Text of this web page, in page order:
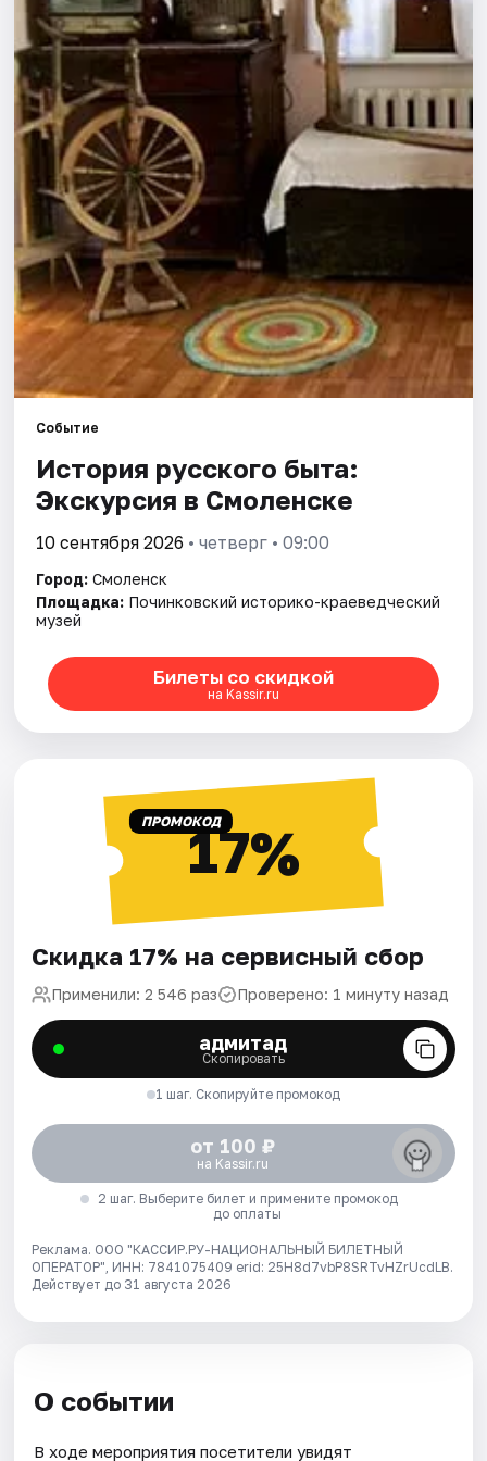
Города
Площадки
Артисты
Рейтинги
Событие
История русского быта:
Экскурсия в Смоленске
10 сентября 2026 • четверг • 09:00
Город: Смоленск
Площадка: Починковский историко-краеведческий
музей
Билеты со скидкой
на Kassir.ru
ПРОМОКОД17%
Скидка 17% на сервисный сбор
Применили: 2 546 раз Проверено: 1 минуту назад
адмитад
Скопировать
1 шаг. Скопируйте промокод
от 100 ₽
на Kassir.ru
2 шаг. Выберите билет и примените промокод
до оплаты
Реклама. ООО "КАССИР.РУ-НАЦИОНАЛЬНЫЙ БИЛЕТНЫЙ
ОПЕРАТОР", ИНН: 7841075409 erid: 25H8d7vbP8SRTvHZrUcdLB.
Действует до 31 августа 2026
О событии
В ходе мероприятия посетители увидят